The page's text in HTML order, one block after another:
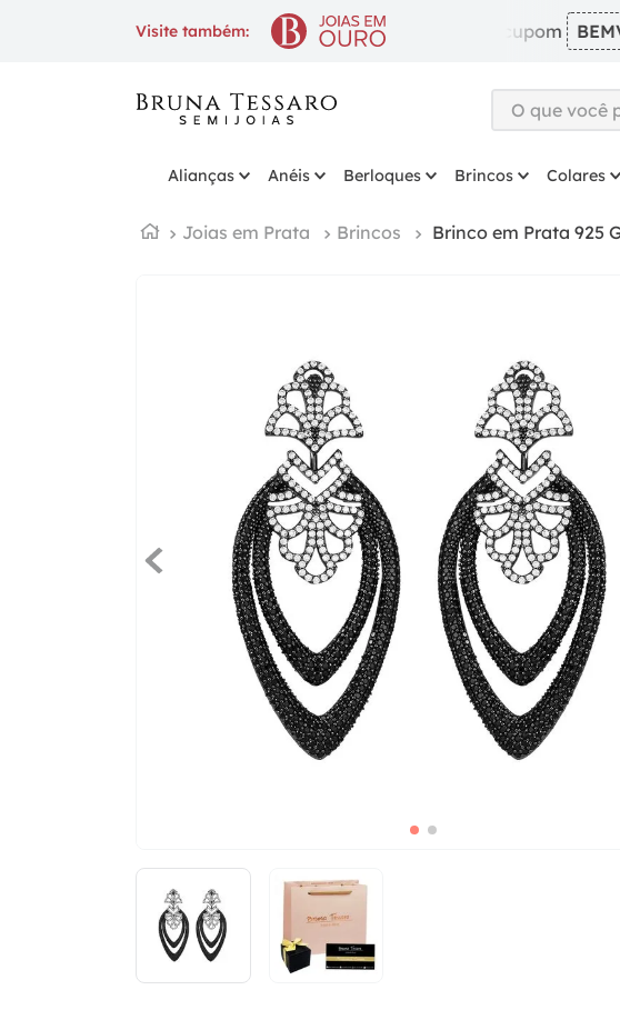
Visite também:
10% OFFna 1ª compra com cupom
O que você
2 º
solitário
6º
escapulario
7º
prata
8º
brinco
9º
anel prata
10º aliança
Alianças Anéis Berloques Brincos Colares
Joias em Prata Brincos Brinco em Prata 925